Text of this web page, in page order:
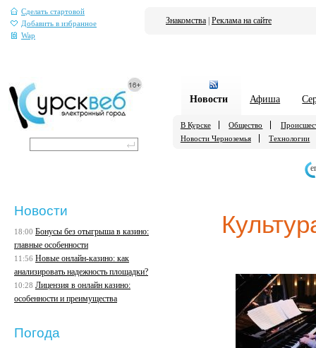
Сделать стартовой
Добавить в избранное
Wap
Знакомства Реклама на сайте
Новости Афиша
В Курске Общество
Новости Черноземья
Технологии
Новости
18:00 Бонусы без отыгрыша в казино:
главные особенности
11:56 Новые онлайн-казино: как
анализировать надежность площадки?
10:28 Лицензия в онлайн казино:
особенности и преимущества
Погода